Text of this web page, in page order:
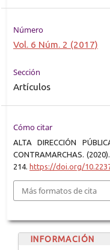
Número
Vol. 6 Núm. 2 (2017)
Sección
Artículos
Cómo citar
ALTA DIRECCIÓN
CONTRAMARCHAS. (2020).
214. https://doi.org/
Más formatos de cita
INFORMACIÓN